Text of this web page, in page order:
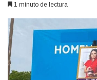
1 minuto de lectura